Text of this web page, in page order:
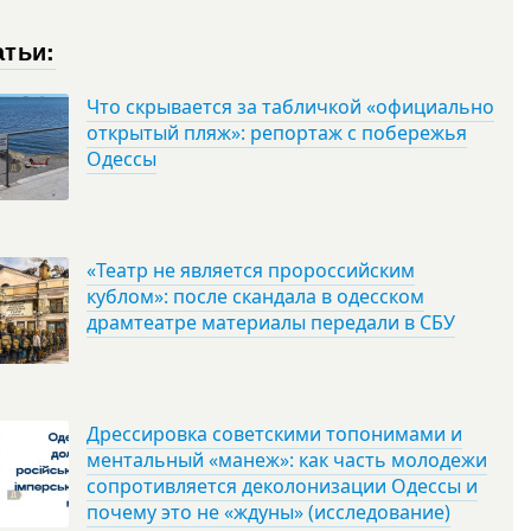
Что скрывается за табличкой «официально
открытый пляж»: репортаж с побережья
Одессы
«Театр не является пророссийским
кублом»: после скандала в одесском
драмтеатре материалы передали в СБУ
Дрессировка советскими топонимами и
ментальный «манеж»: как часть молодежи
сопротивляется деколонизации Одессы и
почему это не «ждуны» (исследование)